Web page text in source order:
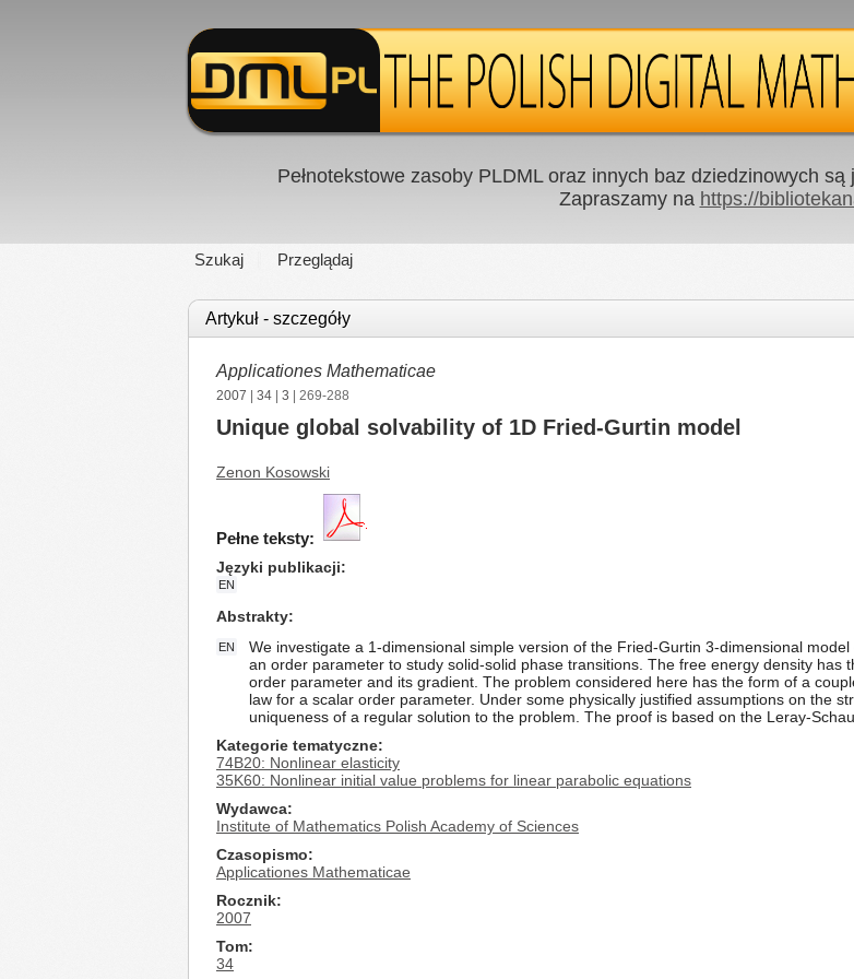
Pełnotekstowe zasoby PLDML oraz innych baz dziedzinowych
Zapraszamy na https://
Szukaj Przeglądaj
Artykuł - szczegóły
Applicationes Mathematicae
2007 34 3 | 269-288
Unique global solvability of 1D Fried-Gurtin model
Zenon Kosowski
Pełne teksty:
Języki publikacji
EN
Abstrakty
EN
We investigate a 1-dimensional simple version of the Fried-Gurtin 3-dimensional
an order parameter to study solid-solid phase transitions. The free energy density has
order parameter and its gradient. The problem considered here has the form of a
law for a scalar order parameter. Under some physically justified assumptions on the
uniqueness of a regular solution to the problem. The proof is based on the Leray-
Kategorie tematyczne
74B20: Nonlinear elasticity
35K60: Nonlinear initial value problems for linear parabolic equations
Wydawca
Institute of Mathematics Polish Academy of Sciences
Czasopismo
Applicationes Mathematicae
Rocznik
2007
Tom
34